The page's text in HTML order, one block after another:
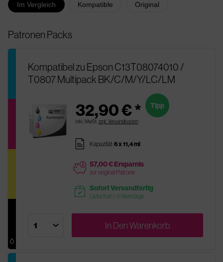
Im Vergleich Kompatible Original
Patronen Packs
Kompatibel zu Epson C13T08074010 /
T0807 Multipack BK/C/M/Y/LC/LM
32,90 € *
inkl. MwSt. zzgl. Versandkosten
Tipp
pages Kapazität:6 x 11,4 ml
price 57,00 € Ersparnis
zur original Patrone
readytoship Sofort Versandfertig
Lieferfrist 1-3 Werktage
In DenWarenkorb